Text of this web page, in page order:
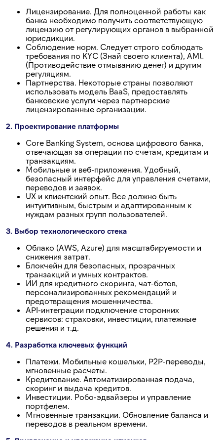
Лицензирование. Для полноценной работы как
банка необходимо получить соответствующую
лицензию от регулирующих органов в выбранной
юрисдикции.
Соблюдение норм. Следует строго соблюдать
требования по KYC (Знай своего клиента), AML
(Противодействие отмыванию денег) и другим
регуляциям.
Партнерства. Некоторые страны позволяют
использовать модель BaaS, предоставлять
банковские услуги через партнерские
лицензированные организации.
2. Проектирование платформы
Core Banking System, основа цифрового банка,
отвечающая за операции по счетам, кредитам и
транзакциям.
Мобильные и веб-приложения. Удобный,
безопасный интерфейс для управления счетами,
переводов и заявок.
UX и клиентский опыт. Все должно быть
интуитивным, быстрым и адаптированным к
нуждам разных групп пользователей.
3. Выбор технологического стека
Облако (AWS, Azure) для масштабируемости и
снижения затрат.
Блокчейн для безопасных, прозрачных
транзакций и умных контрактов.
ИИ для кредитного скоринга, чат-ботов,
персонализированных рекомендаций и
предотвращения мошенничества.
API-интеграции подключение сторонних
сервисов: страховки, инвестиции, платежные
решения и т.д.
4. Разработка ключевых функций
Платежи. Мобильные кошельки, P2P-переводы,
мгновенные расчеты.
Кредитование. Автоматизированная подача,
скоринг и выдача кредитов.
Инвестиции. Робо-эдвайзеры и управление
портфелем.
Мгновенные транзакции. Обновление баланса и
переводов в реальном времени.